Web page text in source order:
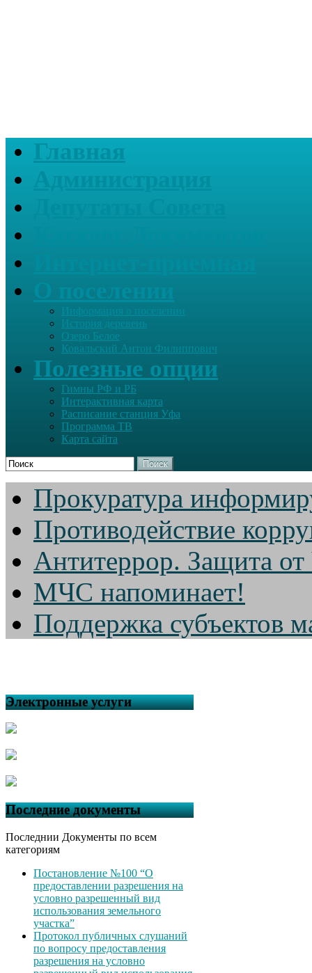
Главная
Информация о поселении
История деревень
Озеро Белое
Ковальский Антон Филиппович
Полезные опции
Гимны РФ и РБ
Интерактивная карта
Расписание станция Уфа
Программа ТВ
Карта сайта
Поиск
Прокуратура
Противодействие
Антитеррор. Защита
МЧС напоминает!
Поддержка субъектов
Электронные услуги
Последние документы
Последнии Документы по всем
категориям
Постановление №100 “О
предоставлении разрешения на
условно разрешенный вид
использования земельного
участка”
Протокол публичных слушаний
по вопросу предоставления
разрешения на условно